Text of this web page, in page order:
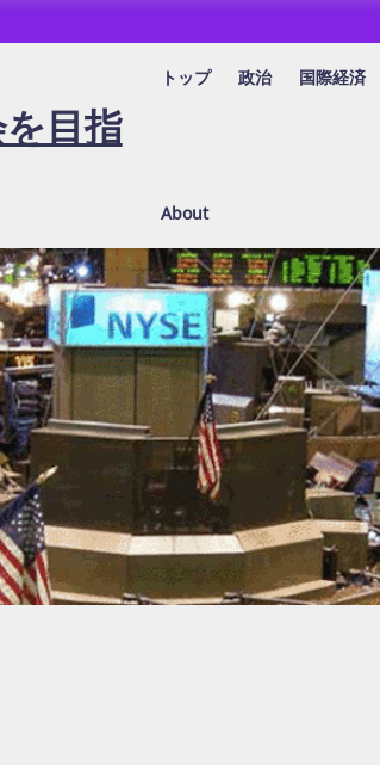
目指
トップ 政治 国際経済
About